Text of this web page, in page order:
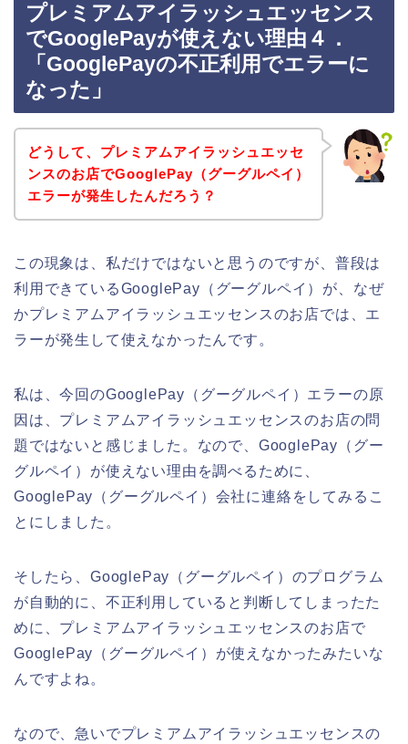
プレミアムアイラッシュエッセンス
でGooglePayが使えない理由４．
「GooglePayの不正利用でエラーに
なった」
どうして、プレミアムアイラッシュエッセ
ンスのお店でGooglePay（グーグルペイ）
エラーが発生したんだろう？
この現象は、私だけではないと思うのですが、普段は
利用できているGooglePay（グーグルペイ）が、なぜ
かプレミアムアイラッシュエッセンスのお店では、エ
ラーが発生して使えなかったんです。
私は、今回のGooglePay（グーグルペイ）エラーの原
因は、プレミアムアイラッシュエッセンスのお店の問
題ではないと感じました。なので、GooglePay（グー
グルペイ）が使えない理由を調べるために、
GooglePay（グーグルペイ）会社に連絡をしてみるこ
とにしました。
そしたら、GooglePay（グーグルペイ）のプログラム
が自動的に、不正利用していると判断してしまったた
めに、プレミアムアイラッシュエッセンスのお店で
GooglePay（グーグルペイ）が使えなかったみたいな
んですよね。
なので、急いでプレミアムアイラッシュエッセンスの